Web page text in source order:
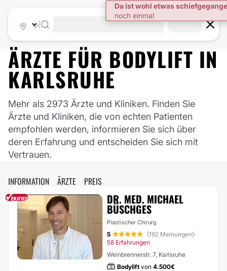
ÄRZTE FÜR BODYLIFT IN
KARLSRUHE
Mehr als 2973 Ärzte und Kliniken. Finden Sie
Ärzte und Kliniken, die von echten Patienten
empfohlen werden, informieren Sie sich über
deren Erfahrung und entscheiden Sie sich mit
Vertrauen.
INFORMATION ÄRZTE PREIS
DR. MED. MICHAEL
BÜSCHGES
Plastischer Chirurg
5 (192 Meinungen)·
58 Erfahrungen
Weinbrennerstr. 7, Karlsruhe
Bodyliftvon 4.500€